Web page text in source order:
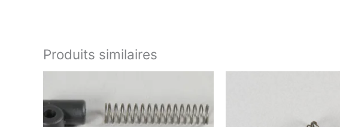
Produits similaires